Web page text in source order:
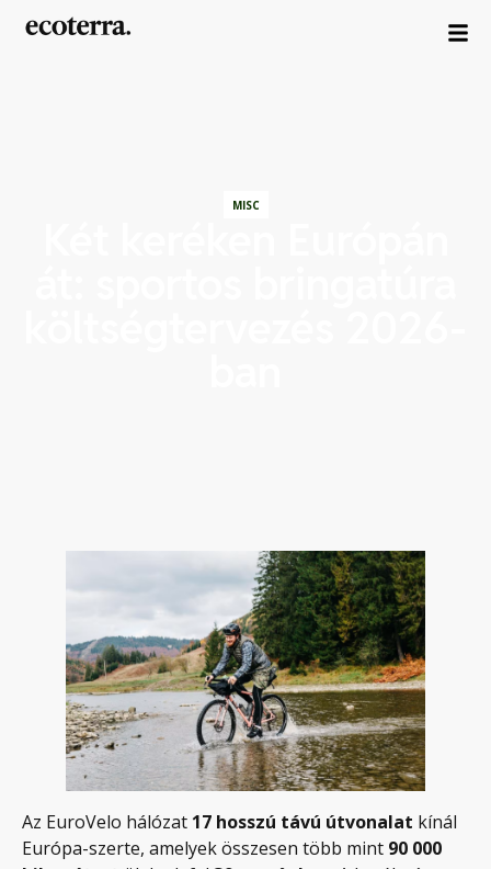
MISC
Az EuroVelo hálózat 17 hosszú távú útvonalat kínál
Európa-szerte, amelyek összesen több mint 90 000